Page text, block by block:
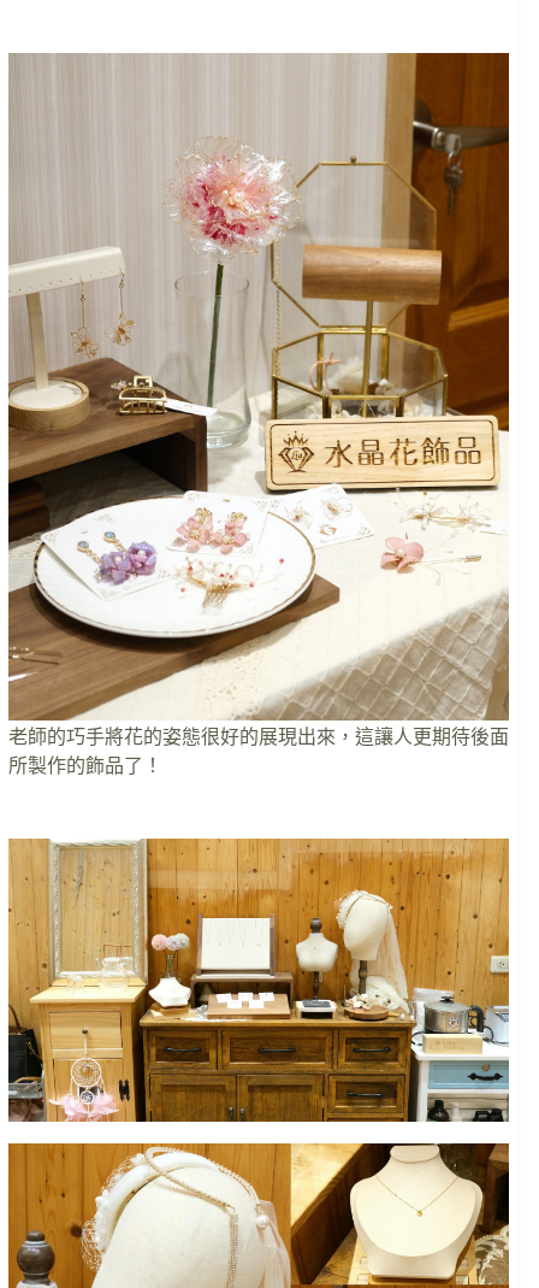
老師的巧手將花的姿態很好的展現出來，這讓人更期待後面
所製作的飾品了！